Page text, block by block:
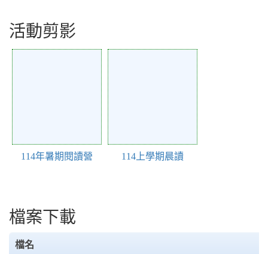
活動剪影
114年暑期閱讀營 114上學期晨讀
檔案下載
檔名